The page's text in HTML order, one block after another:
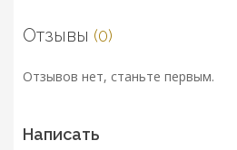
Отзывы (0)
Отзывов нет, станьте первым.
Написать